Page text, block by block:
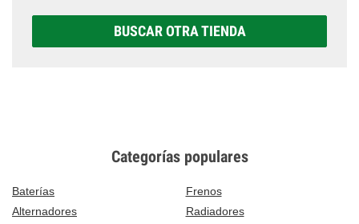
BUSCAR OTRA TIENDA
Categorías populares
Baterías
Frenos
Alternadores
Radiadores